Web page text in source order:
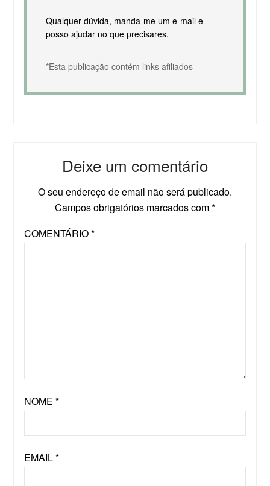
Qualquer dúvida, manda-me um e-mail e
posso ajudar no que precisares.
*Esta publicação contém links afiliados
Deixe um comentário
O seu endereço de email não será publicado.
Campos obrigatórios marcados com*
COMENTÁRIO*
NOME *
EMAIL*